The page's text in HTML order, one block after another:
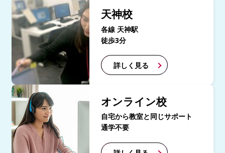
天神校
各線 天神駅
徒歩3分
詳しく見る
オンライン校
自宅から教室と同じサポート
通学不要